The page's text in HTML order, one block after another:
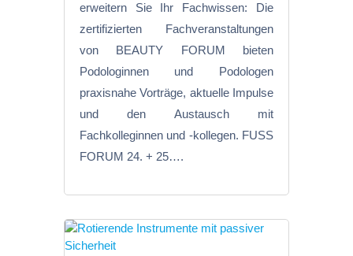
erweitern Sie Ihr Fachwissen: Die
zertifizierten Fachveranstaltungen
von BEAUTY FORUM bieten
Podologinnen und Podologen
praxisnahe Vorträge, aktuelle Impulse
und den Austausch mit
Fachkolleginnen und -kollegen. FUSS
FORUM 24. + 25….